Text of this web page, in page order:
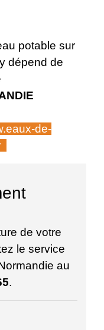
potable sur
dépend de
de-
de votre
le service
au
.